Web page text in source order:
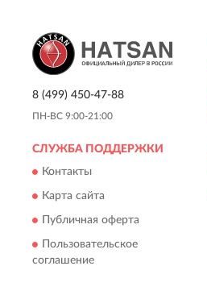
8 (499) 450-47-88
ПН-ВС 9:00-21:00
СЛУЖБА ПОДДЕРЖКИ
Контакты
Карта сайта
Публичная оферта
Пользовательское
соглашение